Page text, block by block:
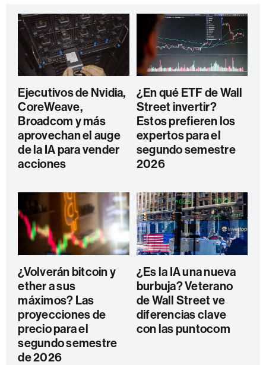
Ejecutivos de Nvidia,
CoreWeave,
Broadcom y más
aprovechan el auge
de la IA para vender
acciones
¿En qué ETF de Wall
Street invertir?
Estos prefieren los
expertos para el
segundo semestre
2026
¿Volverán bitcoin y
ether a sus
máximos? Las
proyecciones de
precio para el
segundo semestre
de 2026
¿Es la IA una nueva
burbuja? Veterano
de Wall Street ve
diferencias clave
con las puntocom